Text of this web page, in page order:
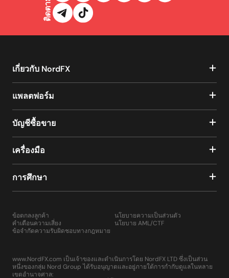
เกี่ยวกับ NordFX
แพลตฟอร์ม
บัญชีซื้อขาย
เครื่องมือ
การศึกษา
ข้อตกลงลูกค้า
คำเตือนความเสี่ยง
ข้อจำกัดความรับผิดชอบทางกฎหมาย
นโยบายความเป็นส่วนตัว
นโยบาย AML/CTF
www.NordFX.com เป็นเจ้าของและดำเนินการโดย NordFX LTD ซึ่งเป็นส่วน
หนึ่งของกลุ่ม Nord Group ได้รับอนุญาตและอยู่ภายใต้การกำกับดูแลในหลาย
เขตอำนาจศาล: